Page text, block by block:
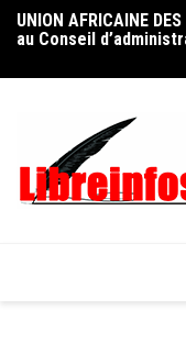
SkipUNION AFRICAINE
au Conseil